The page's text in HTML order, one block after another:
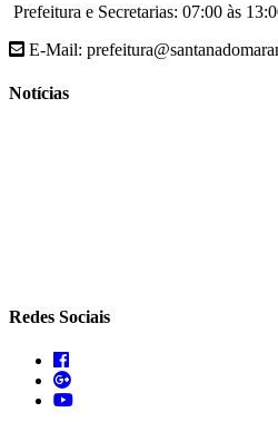
Prefeitura e Secretarias: 07:00 às
E-Mail:
Notícias
Redes Sociais